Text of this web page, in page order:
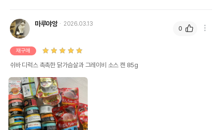
마루야앙 2026.03.13
재구매
쉬바 디럭스 촉촉한 닭가슴살과 그레이비 소스 캔 85g
0